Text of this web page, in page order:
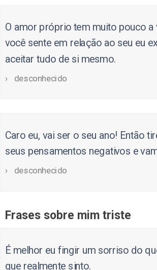
O amor próprio tem muito pouco a
você sente em relação ao seu eu
aceitar tudo de si mesmo.
desconhecido
Caro eu, vai ser o seu ano! Então
seus pensamentos negativos e
desconhecido
Frases sobre mim triste
É melhor eu fingir um sorriso do
que realmente sinto.